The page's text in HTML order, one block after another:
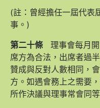
(註：曾經擔任一屆代表
事。)
第二十條 理事會每月
席方為合法，出席者過
贊成與反對人數相同，
方。如遇會務上之需要
所作決議與理事常會同